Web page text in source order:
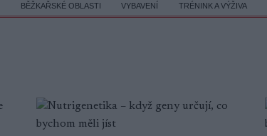
BĚŽKAŘSKÉ OBLASTI VYBAVENÍ TRÉNINK A VÝŽIVA